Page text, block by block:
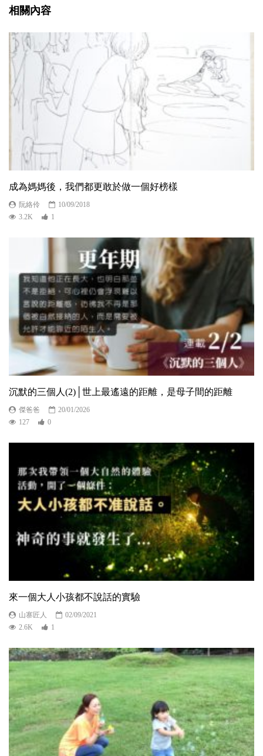
相關內容
成為媽媽後，我們都更敢於做一個好榜樣
阮絡伶
10/09/2018
3.2K
1
沉默的三個人(2)│世上最遙遠的距離，是母子間的距離
傑爸爸
20/01/2026
127
0
來一個大人小孩都不說話的實驗
山寨匠人
02/09/2021
2.6K
1